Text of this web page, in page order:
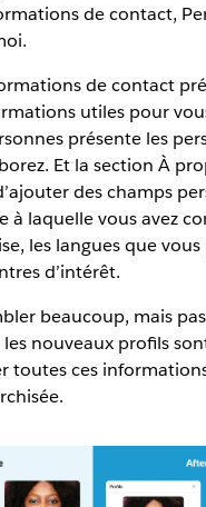
de contact,
de contact
utiles pour
présente les
Et la section À
des champs
à laquelle vous avez
les langues que
d’intérêt.
beaucoup, mais pas
nouveaux profils
toutes ces